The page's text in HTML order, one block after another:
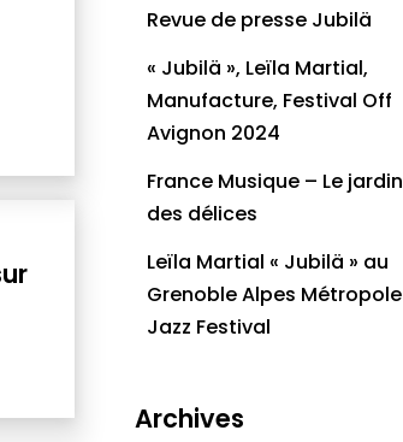
Revue de presse Jubilä
« Jubilä », Leïla Martial,
Manufacture, Festival Off
Avignon 2024
France Musique – Le jardin
des délices
Leïla Martial « Jubilä » au
Grenoble Alpes Métropole
Jazz Festival
Archives